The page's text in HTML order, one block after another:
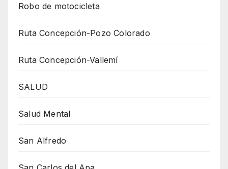
Robo de motocicleta
Ruta Concepción-Pozo Colorado
Ruta Concepción-Vallemí
SALUD
Salud Mental
San Alfredo